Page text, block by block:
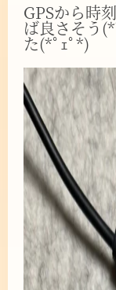
GPSから時
ば良さそう
た(*ﾟｪﾟ*)